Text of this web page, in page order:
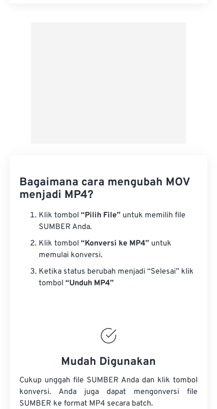
Bagaimana cara mengubah MOV
menjadi MP4?
Klik tombol “Pilih File” untuk memilih file
SUMBER Anda.
Klik tombol “Konversi ke MP4” untuk
memulai konversi.
Ketika status berubah menjadi “Selesai” klik
tombol “Unduh MP4”
Mudah Digunakan
Cukup unggah file SUMBER Anda dan klik tombol
konversi. Anda juga dapat mengonversi file
SUMBER ke format MP4 secara batch.